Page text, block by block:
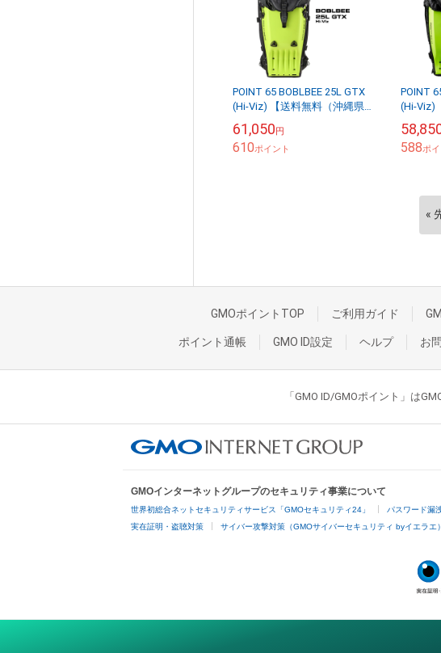
POINT 65 BOBLBEE 25L GTX
(Hi-Viz) 【送料無料（沖縄県を
61,050円
610ポイント
POINT
(Hi-Viz)
588ポイ
«
GMOポイントTOP ご利用ガイド
ポイント通帳 GMO ID設定 ヘルプ お
「GMO ID/GMOポイント」は
GMOインターネットグループのセキュリティ事業について
世界初総合ネットセキュリティサービス「GMOセキュリティ24」 パスワード漏
実在証明・盗聴対策 サイバー攻撃対策（GMOサイバーセキュリティ byイエラエ）